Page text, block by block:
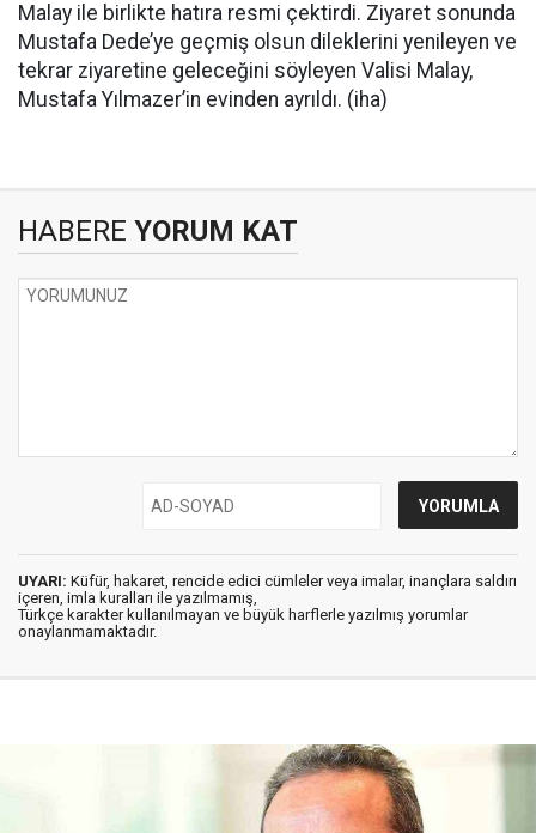
Malay ile birlikte hatıra resmi çektirdi. Ziyaret sonunda
Mustafa Dede’ye geçmiş olsun dileklerini yenileyen ve
tekrar ziyaretine geleceğini söyleyen Valisi Malay,
Mustafa Yılmazer’in evinden ayrıldı. (iha)
HABERE YORUM KAT
UYARI: Küfür, hakaret, rencide edici cümleler veya imalar, inançlara saldırı
içeren, imla kuralları ile yazılmamış,
Türkçe karakter kullanılmayan ve büyük harflerle yazılmış yorumlar
onaylanmamaktadır.